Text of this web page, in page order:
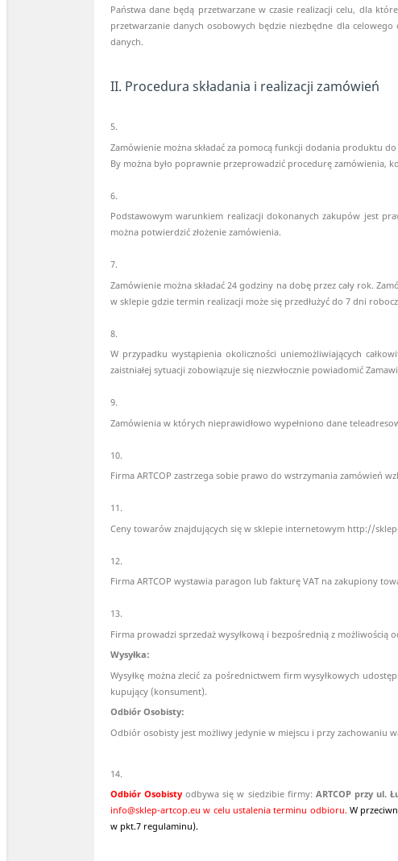
Państwa dane będą przetwarzane w czasie realizacji celu, dla
przetwarzanie danych osobowych będzie niezbędne dla
danych.
II. Procedura składania i realizacji zamówień
5.
Zamówienie można składać za pomocą funkcji dodania produktu
By można było poprawnie przeprowadzić procedurę zamówienia,
6.
Podstawowym warunkiem realizacji dokonanych zakupów jest
można potwierdzić złożenie zamówienia.
7.
Zamówienie można składać 24 godziny na dobę przez cały rok.
w sklepie gdzie termin realizacji może się przedłużyć do 7 dni
8.
W przypadku wystąpienia okoliczności uniemożliwiających
zaistniałej sytuacji zobowiązuje się niezwłocznie powiadomić
9.
Zamówienia w których nieprawidłowo wypełniono dane
10.
Firma ARTCOP zastrzega sobie prawo do wstrzymania zamówień
11.
Ceny towarów znajdujących się w sklepie internetowym http://
12.
Firma ARTCOP wystawia paragon lub fakturę VAT na zakupiony
13.
Firma prowadzi sprzedaż wysyłkową i bezpośrednią z możliwością
Wysyłka:
Wysyłkę można zlecić za pośrednictwem firm wysyłkowych
kupujący (konsument).
Odbiór Osobisty:
Odbiór osobisty jest możliwy jedynie w miejscu i przy zachowaniu
14.
Odbiór Osobisty odbywa się w siedzibie firmy: ARTCOP przy ul.
info@sklep-artcop.eu w celu ustalenia terminu odbioru. W
w pkt.7 regulaminu).